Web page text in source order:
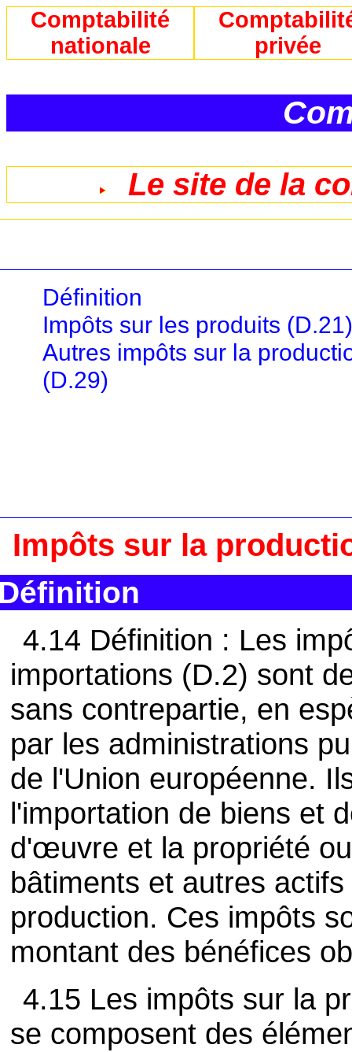
Comptabilité
nationale
privée
Le site de la
Définition
Impôts sur les produits
Autres impôts sur la
(D.29)
Impôts sur la
4.14 Définition : Les
importations (D.2) sont
sans contrepartie, en
par les administrations
de l'Union européenne.
l'importation de biens et
d'œuvre et la propriété
bâtiments et autres
production. Ces impôts
montant des bénéfices
4.15 Les impôts sur la
se composent des